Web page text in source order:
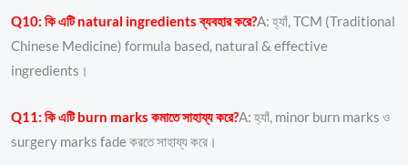
Q10: কি এটি natural ingredients ব্যবহার করে?A: হ্যাঁ, TCM (Traditional
Chinese Medicine) formula based, natural & effective
ingredients।
Q11: কি এটি burn marks কমাতে সাহায্য করে?A: হ্যাঁ, minor burn marks ও
surgery marks fade করতে সাহায্য করে।